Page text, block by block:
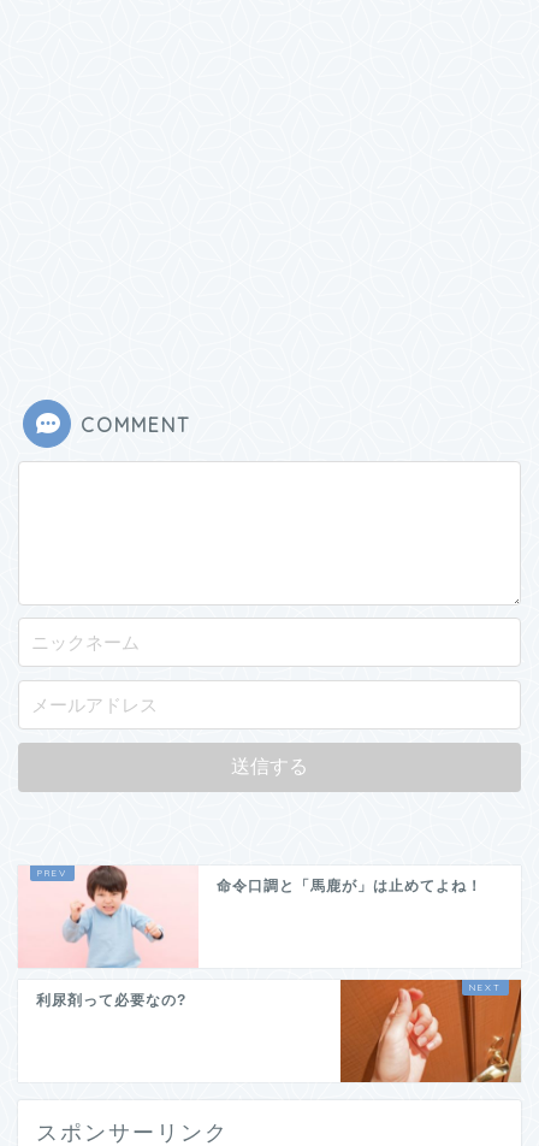
COMMENT
命令口調と「馬鹿が」は止めてよね！
利尿剤って必要なの?
スポンサーリンク